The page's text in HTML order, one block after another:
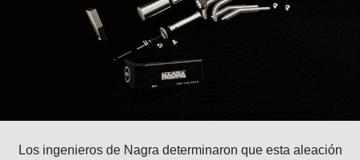
Los ingenieros de Nagra determinaron que esta aleación